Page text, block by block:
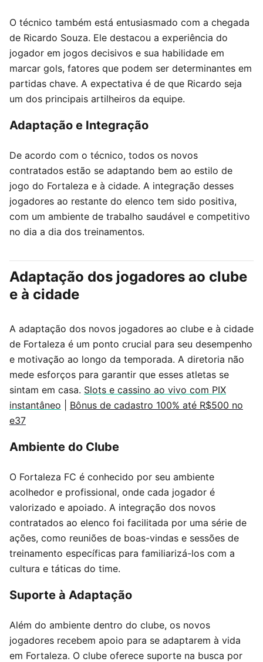
O técnico também está entusiasmado com a chegada
de Ricardo Souza. Ele destacou a experiência do
jogador em jogos decisivos e sua habilidade em
marcar gols, fatores que podem ser determinantes em
partidas chave. A expectativa é de que Ricardo seja
um dos principais artilheiros da equipe.
Adaptação e Integração
De acordo com o técnico, todos os novos
contratados estão se adaptando bem ao estilo de
jogo do Fortaleza e à cidade. A integração desses
jogadores ao restante do elenco tem sido positiva,
com um ambiente de trabalho saudável e competitivo
no dia a dia dos treinamentos.
Adaptação dos jogadores ao clube
e à cidade
A adaptação dos novos jogadores ao clube e à cidade
de Fortaleza é um ponto crucial para seu desempenho
e motivação ao longo da temporada. A diretoria não
mede esforços para garantir que esses atletas se
sintam em casa. Slots e cassino ao vivo com PIX
instantâneo
Bônus de cadastro 100% até R$500 no
e37
Ambiente do Clube
O Fortaleza FC é conhecido por seu ambiente
acolhedor e profissional, onde cada jogador é
valorizado e apoiado. A integração dos novos
contratados ao elenco foi facilitada por uma série de
ações, como reuniões de boas-vindas e sessões de
treinamento específicas para familiarizá-los com a
cultura e táticas do time.
Suporte à Adaptação
Além do ambiente dentro do clube, os novos
jogadores recebem apoio para se adaptarem à vida
em Fortaleza. O clube oferece suporte na busca por